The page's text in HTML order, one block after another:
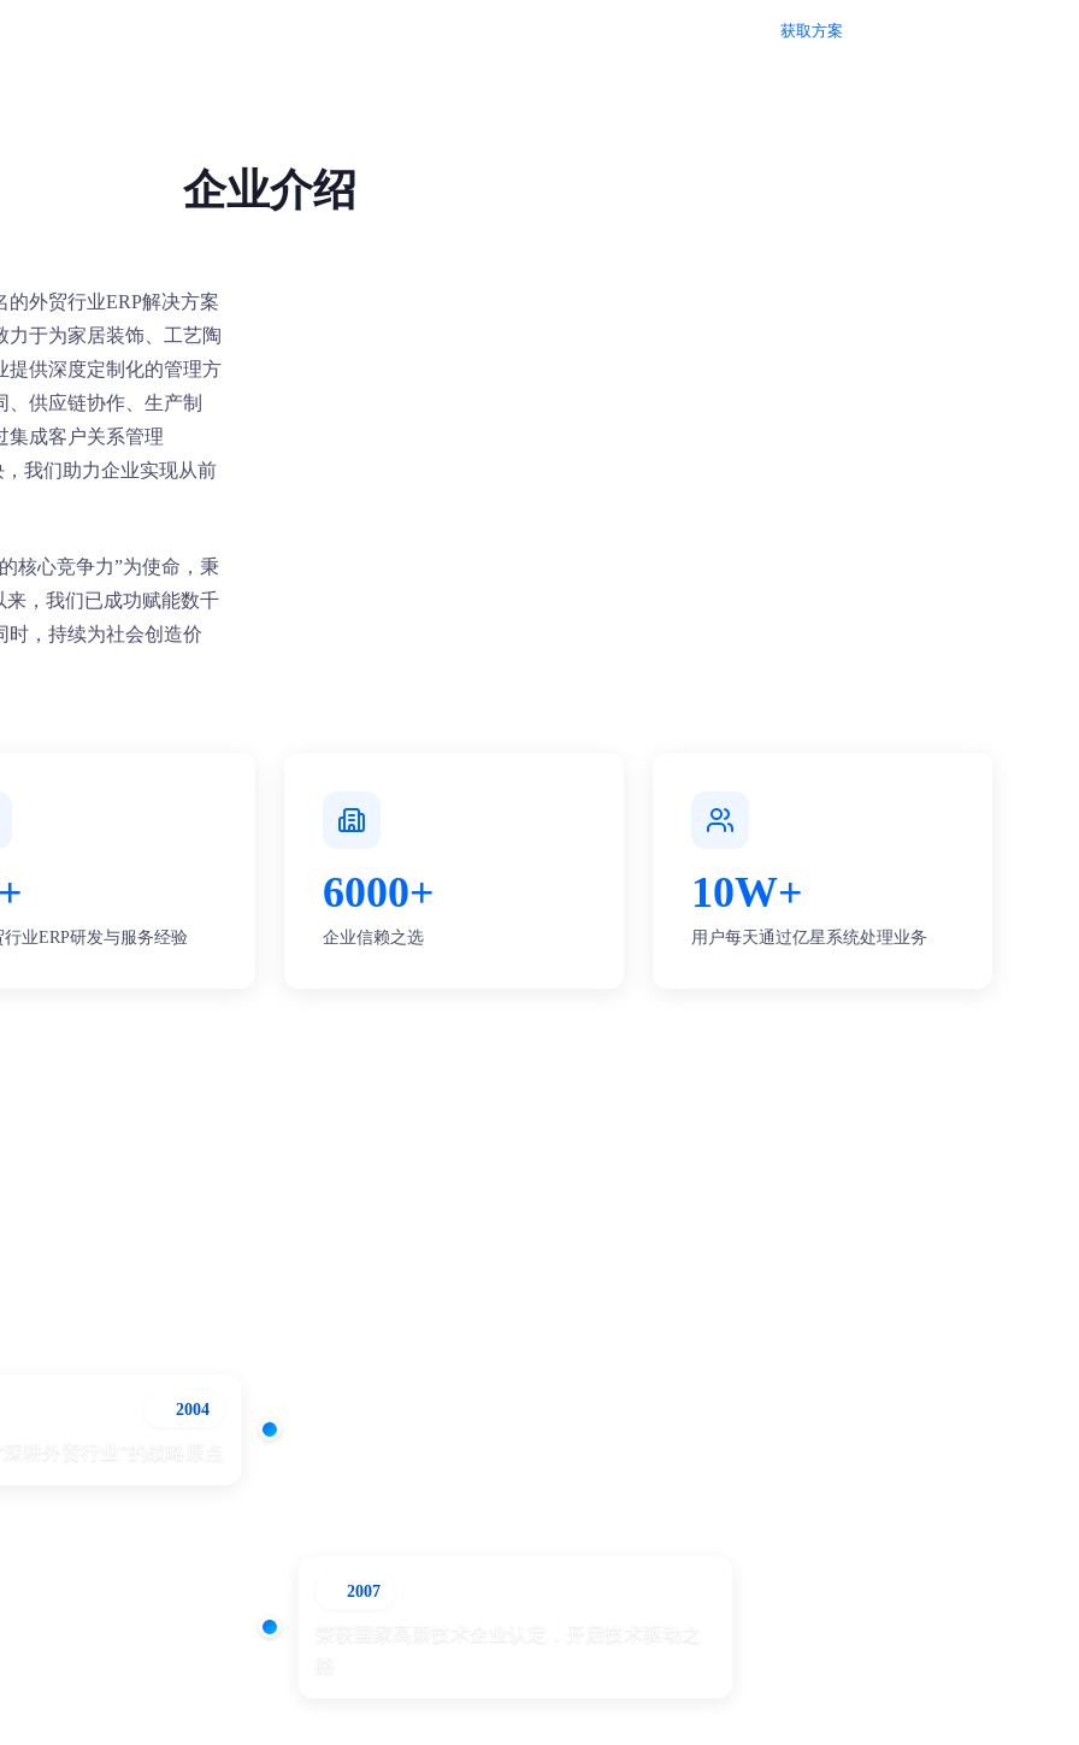
获取方案
企业介绍
的外贸行业ERP解决方案
力于为家居装饰、工艺陶
提供深度定制化的管理方
供应链协作、生产制
集成客户关系管理
我们助力企业实现从前
核心竞争力”为使命，秉
来，我们已成功赋能数千
时，持续为社会创造价
行业ERP研发与服务经验
6000+
企业信赖之选
10W+
用户每天通过亿星系统处理业务
2004
2007